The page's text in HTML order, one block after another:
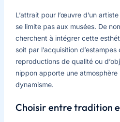
L’attrait pour l’œuvre d’un
se limite pas aux musées. De
cherchent à intégrer cette
soit par l’acquisition d’estampes
reproductions de qualité ou
nippon apporte une
dynamisme.
Choisir entre tradition